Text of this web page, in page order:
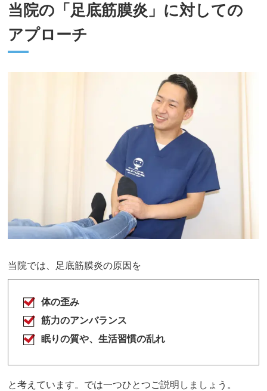
当院の「足底筋膜炎」に対しての
アプローチ
当院では、足底筋膜炎の原因を
体の歪み
筋力のアンバランス
眠りの質や、生活習慣の乱れ
と考えています。では一つひとつご説明しましょう。